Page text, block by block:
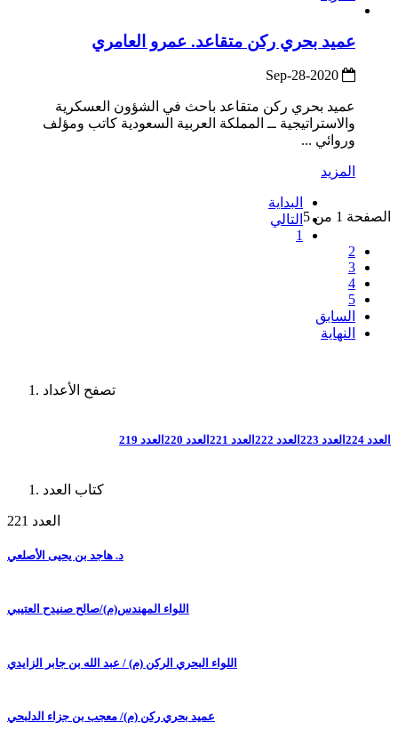
عميد بحري ركن متقاعد. عمرو العامري
عميد بحري ركن متقاعد باحث في الشؤون العسكرية
والاستراتيجية ــ المملكة العربية السعودية كاتب ومؤلف
وروائي ...
المزيد
الصفحة 1 من 5
البداية
التالي
1
2
3
4
5
السابق
النهاية
تصفح الأعداد
العدد 224 العدد 223 العدد 222 العدد 221 العدد 220 العدد 219
كتاب العدد
العدد 221
د. هاجد بن يحيى الأصلعي
اللواء المهندس(م)/صالح صنيدح العتيبي
اللواء البحري الركن (م) / عبد الله بن جابر الزايدي
عميد بحري ركن (م)/ معجب بن جزاء الدلبحي